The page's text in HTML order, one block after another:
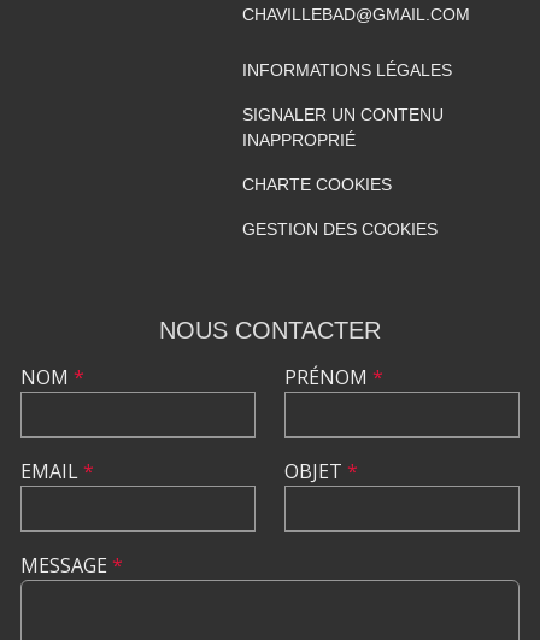
CHAVILLEBAD@GMAIL.COM
INFORMATIONS LÉGALES
SIGNALER UN CONTENU
INAPPROPRIÉ
CHARTE COOKIES
GESTION DES COOKIES
NOUS CONTACTER
NOM *
EMAIL*
PRÉNOM *
OBJET *
MESSAGE *